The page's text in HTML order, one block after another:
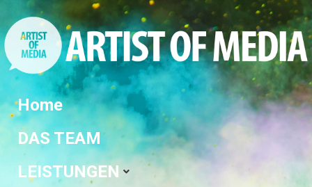
Home
DAS TEAM
LEISTUNGEN